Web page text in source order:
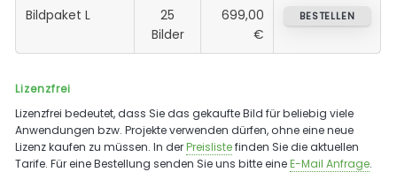
Bildpaket L
25
Bilder
699,00
€
BESTELLEN
Lizenzfrei
Lizenzfrei bedeutet, dass Sie das gekaufte Bild für beliebig viele
Anwendungen bzw. Projekte verwenden dürfen, ohne eine neue
Lizenz kaufen zu müssen. In derPreislistefinden Sie die aktuellen
Tarife. Für eine Bestellung senden Sie uns bitte eineE-Mail Anfrage.